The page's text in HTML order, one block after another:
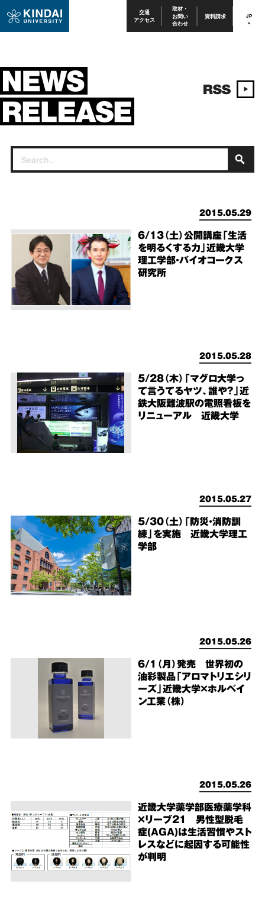
交通
アクセス
取材・
お問い
合わせ
資料請求 JP
2015.05.29
6/13（土）公開講座「生活
を明るくする力」近畿大学
理工学部・バイオコークス
研究所
2015.05.28
5/28（木）「マグロ大学っ
て言うてるヤツ、誰や？」近
鉄大阪難波駅の電照看板を
リニューアル 近畿大学
2015.05.27
5/30（土）「防災・消防訓
練」を実施 近畿大学理工
学部
2015.05.26
6/1（月）発売 世界初の
油彩製品「アロマトリエシリ
ーズ」近畿大学×ホルベイ
ン工業（株）
2015.05.26
近畿大学薬学部医療薬学科
×リーブ21 男性型脱毛
症(AGA)は生活習慣やスト
レスなどに起因する可能性
が判明